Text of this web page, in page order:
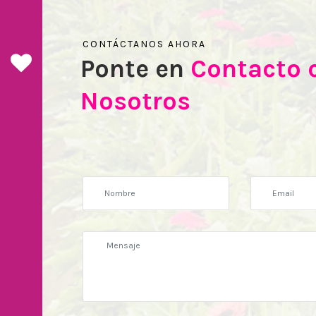
CONTÁCTANOS AHORA
Ponte en Contacto
Nosotros